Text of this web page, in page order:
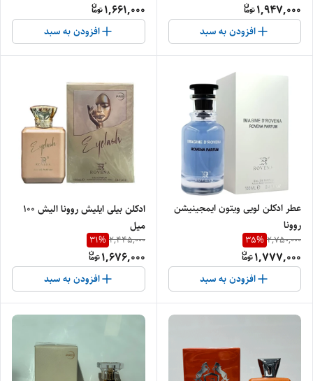
1,947,000
افزودن به سبد
1,661,000
افزودن به سبد
عطر ادکلن لویی ویتون ایمجینیشن
روونا
2,750,000
35%
1,777,000
افزودن به سبد
ادکلن بیلی ایلیش روونا الیش ۱۰۰
میل
2,445,000
31%
1,676,000
افزودن به سبد